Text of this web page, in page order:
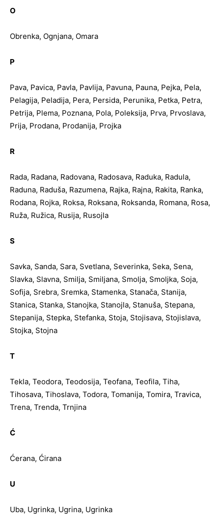
O
Obrenka, Ognjana, Omara
P
Pava, Pavica, Pavla, Pavlija, Pavuna, Pauna, Pejka, Pela,
Pelagija, Peladija, Pera, Persida, Perunika, Petka, Petra,
Petrija, Plema, Poznana, Pola, Poleksija, Prva, Prvoslava,
Prija, Prodana, Prodanija, Projka
R
Rada, Radana, Radovana, Radosava, Raduka, Radula,
Raduna, Raduša, Razumena, Rajka, Rajna, Rakita, Ranka,
Rodana, Rojka, Roksa, Roksana, Roksanda, Romana, Rosa,
Ruža, Ružica, Rusija, Rusojla
S
Savka, Sanda, Sara, Svetlana, Severinka, Seka, Sena,
Slavka, Slavna, Smilja, Smiljana, Smolja, Smoljka, Soja,
Sofija, Srebra, Sremka, Stamenka, Stanača, Stanija,
Stanica, Stanka, Stanojka, Stanojla, Stanuša, Stepana,
Stepanija, Stepka, Stefanka, Stoja, Stojisava, Stojislava,
Stojka, Stojna
T
Tekla, Teodora, Teodosija, Teofana, Teofila, Tiha,
Tihosava, Tihoslava, Todora, Tomanija, Tomira, Travica,
Trena, Trenda, Trnjina
Ć
Ćerana, Ćirana
U
Uba, Ugrinka, Ugrina, Ugrinka